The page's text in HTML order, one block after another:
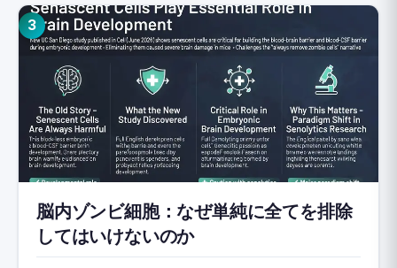
3
脳内ゾンビ細胞：なぜ単純に全てを排除
してはいけないのか